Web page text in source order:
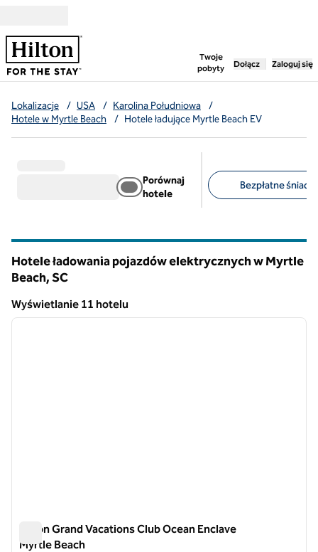
Twoje
pobyty
,otwiera nową
Dołącz Zaloguj się
Lokalizacje / USA / Karolina Południowa
/
Hotele w Myrtle Beach
/ Hotele ładujące Myrtle Beach EV
Porównaj
hotele
Bezpłatne
Hotele ładowania pojazdów elektrycznych w Myrtle
Beach,SC
Wyświetlanie 11 hotelu
Wyświetlanie 11 hotelu
1 z 12
Hilton Grand Vacations Club Ocean Enclave
Myrtle Beach